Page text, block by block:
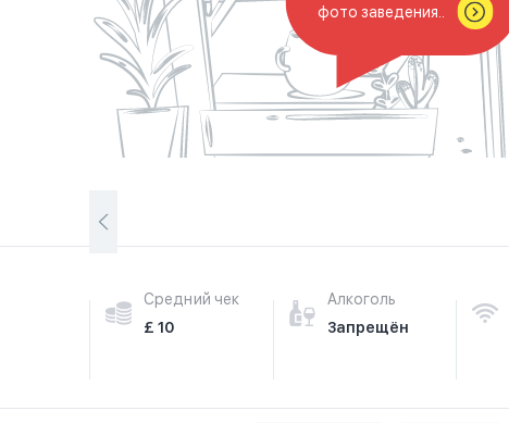
фото заведения..
Средний чек
£ 10
Алкоголь
Запрещён